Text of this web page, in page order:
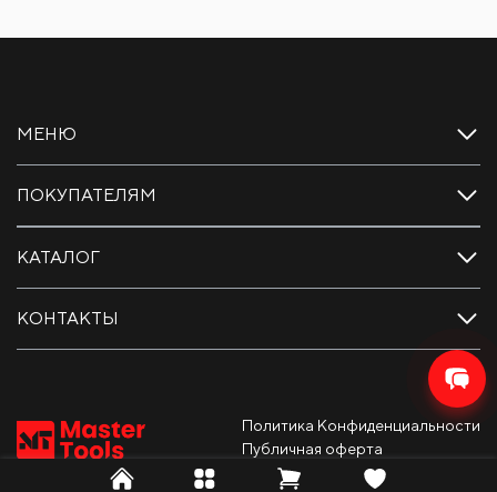
КАТАЛОГ
ПОКУПАТЕЛЯМ
МЕНЮ
КОНТАКТЫ
Политика Конфиденциальности
Публичная оферта